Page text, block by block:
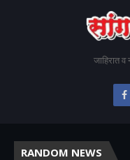
जाहिरात
RANDOM NEWS